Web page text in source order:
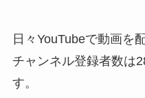
日々YouTubeで動画を
チャンネル登録者数は
す。